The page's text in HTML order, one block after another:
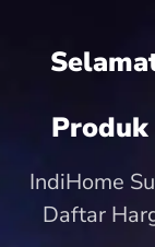
IndiHome
Daftar